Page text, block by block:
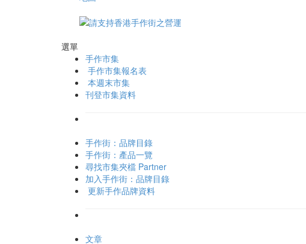
選單
手作市集
手作市集報名表
本週末市集
刊登市集資料
手作街：品牌目錄
手作街：產品一覽
尋找市集夾檔 Partner
加入手作街：品牌目錄
更新手作品牌資料
文章